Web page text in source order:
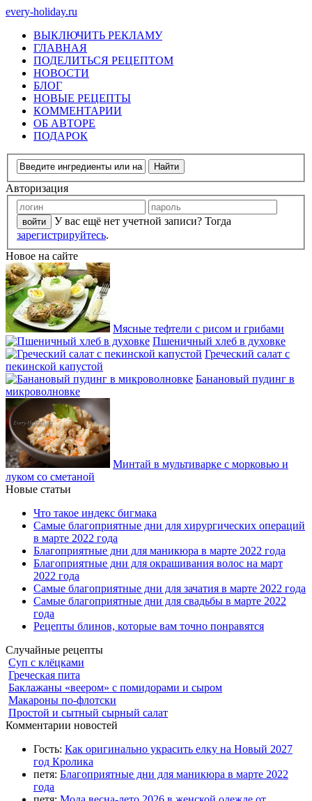
every-holiday.ru
ВЫКЛЮЧИТЬ РЕКЛАМУ
ГЛАВНАЯ
ПОДЕЛИТЬСЯ РЕЦЕПТОМ
НОВОСТИ
БЛОГ
НОВЫЕ РЕЦЕПТЫ
КОММЕНТАРИИ
ОБ АВТОРЕ
ПОДАРОК
Авторизация
У вас ещё нет учетной записи? Тогда
зарегистрируйтесь.
Новое на сайте
Мясные тефтели с рисом и грибами
Пшеничный хлеб в духовке
Греческий салат с
пекинской капустой
Банановый пудинг в
микроволновке
Минтай в мультиварке с морковью и
луком со сметаной
Новые статьи
Что такое индекс бигмака
Самые благоприятные дни для хирургических операций
в марте 2022 года
Благоприятные дни для маникюра в марте 2022 года
Благоприятные дни для окрашивания волос на март
2022 года
Самые благоприятные дни для зачатия в марте 2022 года
Самые благоприятные дни для свадьбы в марте 2022
года
Рецепты блинов, которые вам точно понравятся
Случайные рецепты
Суп с клёцками
Греческая пита
Баклажаны «веером» с помидорами и сыром
Макароны по-флотски
Простой и сытный сырный салат
Комментарии новостей
Гость: Как оригинально украсить елку на Новый 2027
год Кролика
петя: Благоприятные дни для маникюра в марте 2022
года